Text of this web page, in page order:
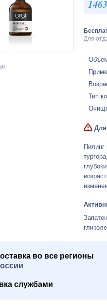
Для
Тип
во все регионы
службами